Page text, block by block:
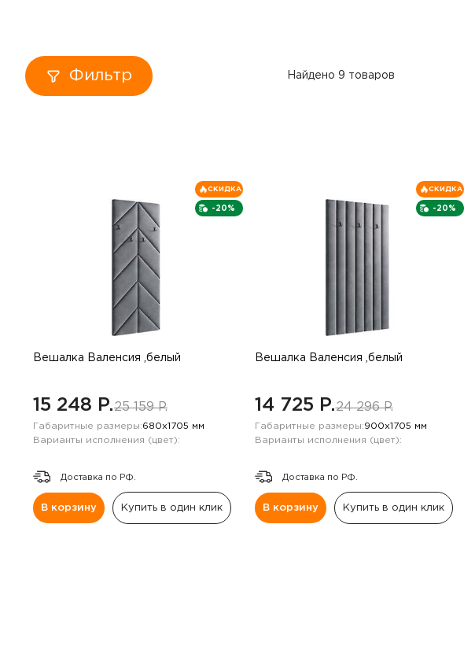
Тумбы
Навесные панели
Полки
Стеллажи
Консоли
Фильтр Найдено 9 товаров
-20%
СКИДКА
Вешалка Валенсия ,белый
15 248 P.25 159 P.
Габаритные размеры:680х1705 мм
Варианты исполнения (цвет):
Доставка по РФ.
В корзину Купить в один клик
-20%
СКИДКА
Вешалка Валенсия ,белый
14 725 P.24 296 P.
Габаритные размеры:900х1705 мм
Варианты исполнения (цвет):
Доставка по РФ.
В корзину Купить в один клик